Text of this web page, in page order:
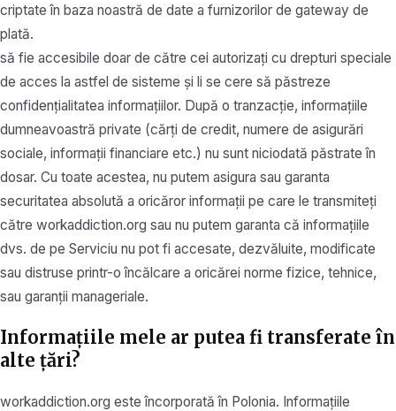
criptate în baza noastră de date a furnizorilor de gateway de
plată.
să fie accesibile doar de către cei autorizați cu drepturi speciale
de acces la astfel de sisteme și li se cere să păstreze
confidențialitatea informațiilor. După o tranzacție, informațiile
dumneavoastră private (cărți de credit, numere de asigurări
sociale, informații financiare etc.) nu sunt niciodată păstrate în
dosar. Cu toate acestea, nu putem asigura sau garanta
securitatea absolută a oricăror informații pe care le transmiteți
către workaddiction.org sau nu putem garanta că informațiile
dvs. de pe Serviciu nu pot fi accesate, dezvăluite, modificate
sau distruse printr-o încălcare a oricărei norme fizice, tehnice,
sau garanții manageriale.
Informațiile mele ar putea fi transferate în
alte țări?
workaddiction.org este încorporată în Polonia. Informațiile